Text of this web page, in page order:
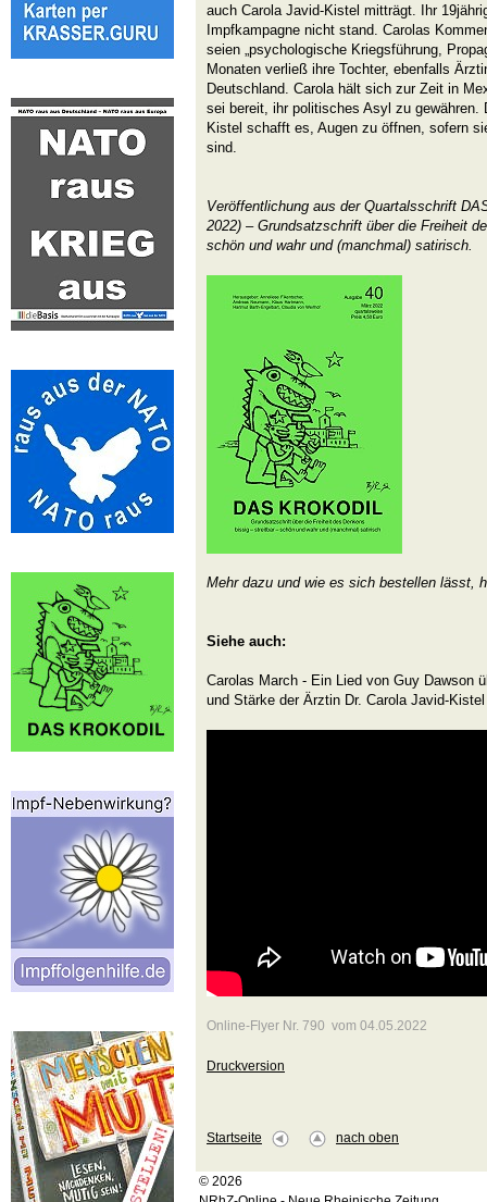
auch Carola Javid-Kistel mitträgt. Ihr
Impfkampagne nicht stand. Carolas
seien „psychologische Kriegsführung,
Monaten verließ ihre Tochter, ebenfalls
Deutschland. Carola hält sich zur Zeit in
sei bereit, ihr politisches Asyl zu gewähren.
Kistel schafft es, Augen zu öffnen, sofern
sind.
Veröffentlichung aus der Quartalsschrift
2022) – Grundsatzschrift über die Freiheit
schön und wahr und (manchmal) satirisch.
Mehr dazu und wie es sich bestellen lässt,
Siehe auch:
Carolas March - Ein Lied von Guy Dawson
und Stärke der Ärztin Dr. Carola Javid-Kistel
Online-Flyer Nr. 790 vom 04.05.2022
Druckversion
Startseite nach oben
© 2026